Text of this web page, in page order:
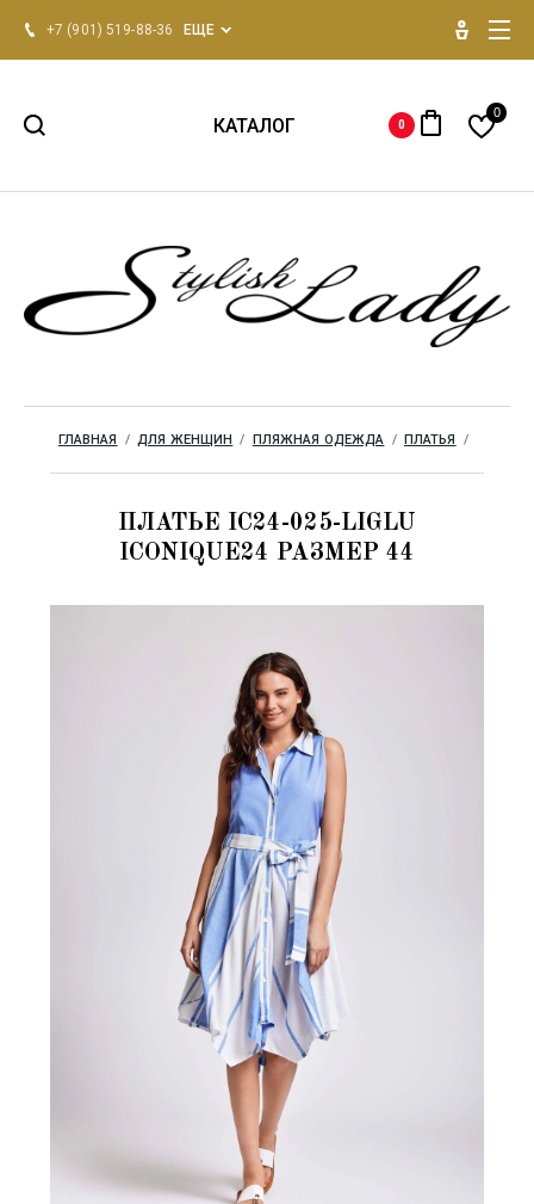
+7 (901) 519-88-36 ЕЩЕ
КАТАЛОГ
Для женщин
Одежда для дома
Бренды
0
0
ГЛАВНАЯ
  /
ДЛЯ ЖЕНЩИН
  /
ПЛЯЖНАЯ ОДЕЖДА
  /
ПЛАТЬЯ
  /
ПЛАТЬЕ IC24-025-LIGLU
ICONIQUE24 РАЗМЕР 44